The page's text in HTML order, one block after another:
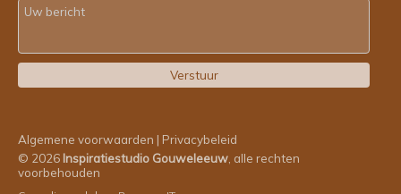
Algemene voorwaarden | Privacybeleid
© 2026 Inspiratiestudio Gouweleeuw , alle rechten
voorbehouden